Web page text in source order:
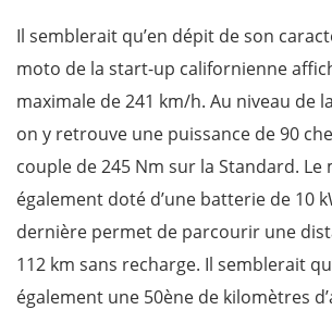
Il semblerait qu’en dépit de son
moto de la start-up californienne
maximale de 241 km/h. Au niveau de
on y retrouve une puissance de 90
couple de 245 Nm sur la Standard. Le
également doté d’une batterie de 10
dernière permet de parcourir une
112 km sans recharge. Il semblerait
également une 50ène de kilomètres